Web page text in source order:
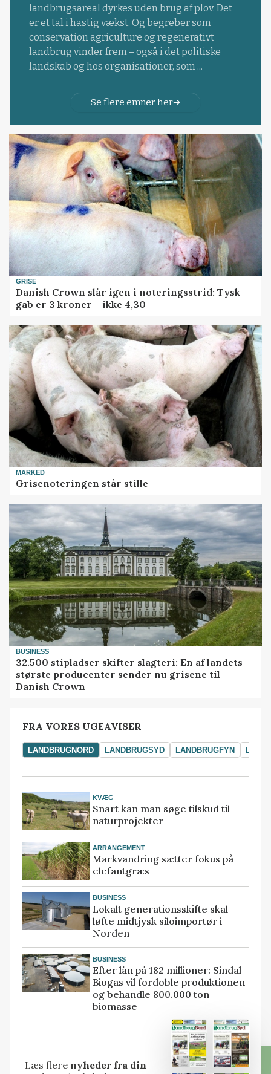
landbrugsareal dyrkes uden brug af plov. Det
er et tal i hastig vækst. Og begreber som
conservation agriculture og regenerativt
landbrug vinder frem – også i det politiske
landskab og hos organisationer, som ...
Se flere emner her
GRISE
Danish Crown slår igen i noteringsstrid: Tysk
gab er 3 kroner – ikke 4,30
MARKED
Grisenoteringen står stille
BUSINESS
32.500 stipladser skifter slagteri: En af landets
største producenter sender nu grisene til
Danish Crown
FRA VORES UGEAVISER
LANDBRUGNORD LANDBRUGSYD LANDBRUGFYN
KVÆG
Snart kan man søge tilskud til
naturprojekter
ARRANGEMENT
Markvandring sætter fokus på
elefantgræs
BUSINESS
Lokalt generationsskifte skal
løfte midtjysk siloimportør i
Norden
BUSINESS
Efter lån på 182 millioner: Sindal
Biogas vil fordoble produktionen
og behandle 800.000 ton
biomasse
Læs flere nyheder fra din